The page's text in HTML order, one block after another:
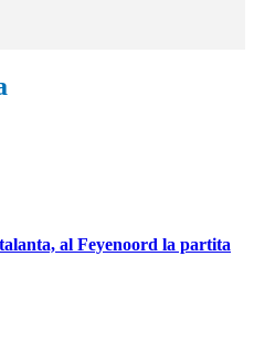
al Feyenoord la partita